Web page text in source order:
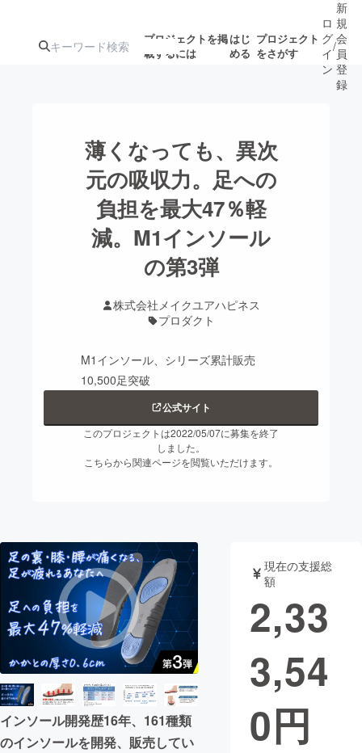
プロジェクトを掲
載するには
はじ
める
プロジェクト
をさがす
注目のリ
ターン
注目の新着プロ
ジェクト
募集終了が近いプ
ロジェクト
アート・写真
テクノロジー・ガジェット
映像・映画
まちづくり・地域活性化
CAMPFIRE for Social GoodCAMPFIRE Creation
CAMPFIREふるさと納税machi-yaコミュニティ
ロ
グ
イ
ン
/
新
規
会
員
登
録
薄くなっても、異次
元の吸収力。足への
負担を最大47％軽
減。M1インソール
の第3弾
株式会社メイクユアハピネス
プロダクト
M1インソール、シリーズ累計販売
10,500足突破
公式サイト
このプロジェクトは2022/05/07に募集を終了
しました。
こちらから関連ページを閲覧いただけます。
インソール開発歴16年、161種類
のインソールを開発、販売してい
現在の支援総
額
2,33
3,54
0円